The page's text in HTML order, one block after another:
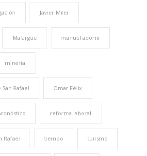
Javier Milei
Malargüe manuel adorni
minería
Rafael Omar Félix
reforma laboral
Rafael tiempo turismo